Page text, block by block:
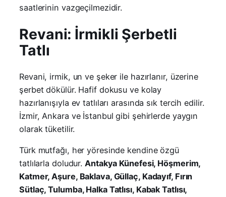
saatlerinin vazgeçilmezidir.
Revani: İrmikli Şerbetli
Tatlı
Revani, irmik, un ve şeker ile hazırlanır, üzerine
şerbet dökülür. Hafif dokusu ve kolay
hazırlanışıyla ev tatlıları arasında sık tercih edilir.
İzmir, Ankara ve İstanbul gibi şehirlerde yaygın
olarak tüketilir.
Türk mutfağı, her yöresinde kendine özgü
tatlılarla doludur.Antakya Künefesi, Höşmerim,
Katmer, Aşure, Baklava, Güllaç, Kadayıf, Fırın
Sütlaç, Tulumba, Halka Tatlısı, Kabak Tatlısı,